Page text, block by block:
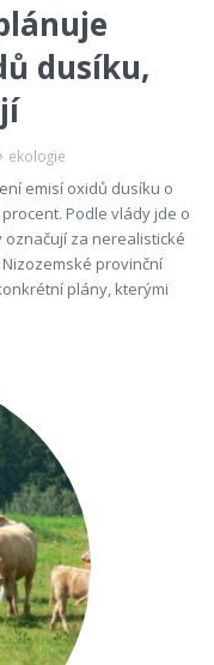
dusíku,
ekologie
emisí oxidů dusíku o
Podle vlády jde o
označují za nerealistické
provinční
plány, kterými